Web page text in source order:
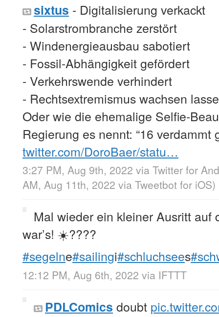
sixtus - Digitalisierung verkackt
- Solarstrombranche zerstört
- Windenergieausbau sabotiert
- Fossil-Abhängigkeit gefördert
- Verkehrswende verhindert
- Rechtsextremismus wachsen
Oder wie die ehemalige Selfie-
Regierung es nennt: “16 verdammt
twitter.com/DoroBaer/statu…
3:27 PM, Aug 9th, 2022 via Twitter for
AM, Aug 11th, 2022 via Tweetbot for iΟS)
Mal wieder ein kleiner Ausritt auf
war’s! ☀️????
#segelne#sailingi#schluchsees
12:12 PM, Aug 6th, 2022 via IFTTT
PDLComics doubt